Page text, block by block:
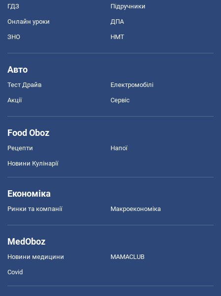
ГДЗ Підручники
Онлайн уроки ДПА
ЗНО НМТ
Авто
Тест Драйв Електромобілі
Акції Сервіс
Food Oboz
Рецепти Напої
Новини Кулінарії
Економіка
Ринки та компанії Макроекономіка
MedOboz
Новини медицини MAMACLUB
Covid